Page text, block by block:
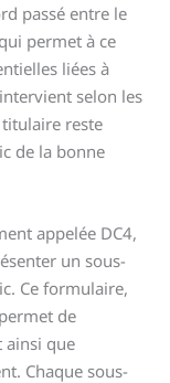
passé entre le
permet à ce
liées à
selon les
reste
de la bonne
appelée DC4,
un sous-
Ce formulaire,
de
ainsi que
Chaque sous-